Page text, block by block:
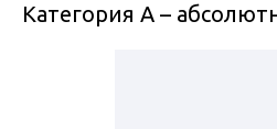
Категория А –